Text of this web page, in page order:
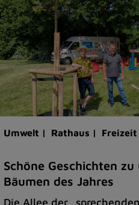
Umwelt | Rathaus | Freizeit
Schöne Geschichten zu
Bäumen des Jahres
Die Allee der